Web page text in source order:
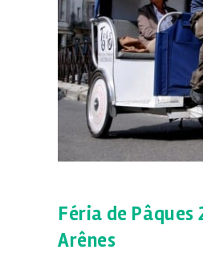
Féria de Pâques
Arênes